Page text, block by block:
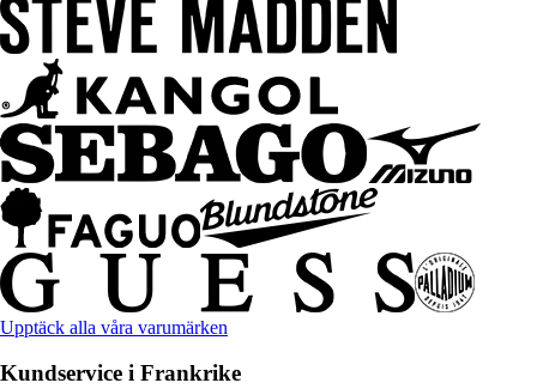
Upptäck alla våra varumärken
Kundservice i Frankrike